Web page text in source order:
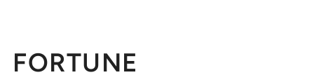
FORTUNE